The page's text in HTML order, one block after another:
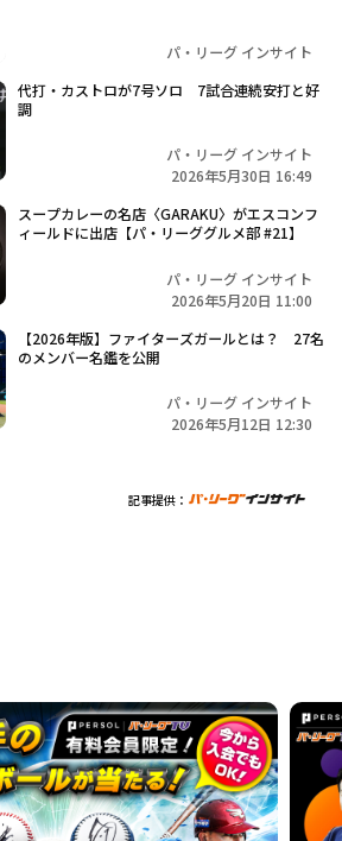
パ・リーグ インサイト
代打・カストロが7号ソロ 7試合連続安打と好
調
パ・リーグ インサイト
2026年5月30日 16:49
スープカレーの名店〈GARAKU〉がエスコンフ
ィールドに出店【パ・リーググルメ部 #21】
パ・リーグ インサイト
2026年5月20日 11:00
【2026年版】ファイターズガールとは？ 27名
のメンバー名鑑を公開
パ・リーグ インサイト
2026年5月12日 12:30
記事提供：